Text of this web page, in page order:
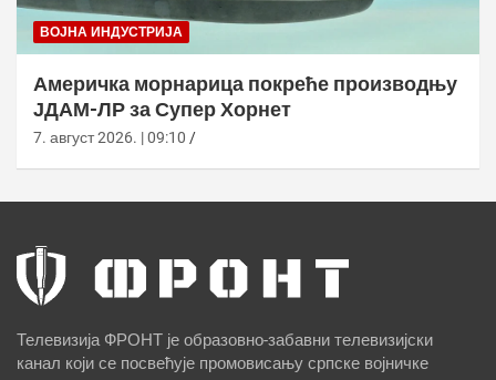
ВОЈНА ИНДУСТРИЈА
Америчка морнарица покреће производњу
ЈДАМ-ЛР за Супер Хорнет
7. август 2026. | 09:10
Телевизија ФРОНТ је образовно-забавни телевизијски
канал који се посвећује промовисању српске војничке